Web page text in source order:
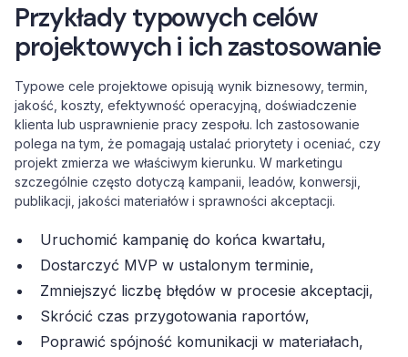
Przykłady typowych celów
projektowych i ich zastosowanie
Typowe cele projektowe opisują wynik biznesowy, termin,
jakość, koszty, efektywność operacyjną, doświadczenie
klienta lub usprawnienie pracy zespołu. Ich zastosowanie
polega na tym, że pomagają ustalać priorytety i oceniać, czy
projekt zmierza we właściwym kierunku. W marketingu
szczególnie często dotyczą kampanii, leadów, konwersji,
publikacji, jakości materiałów i sprawności akceptacji.
Uruchomić kampanię do końca kwartału,
Dostarczyć MVP w ustalonym terminie,
Zmniejszyć liczbę błędów w procesie akceptacji,
Skrócić czas przygotowania raportów,
Poprawić spójność komunikacji w materiałach,